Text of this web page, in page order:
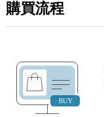
購買流程